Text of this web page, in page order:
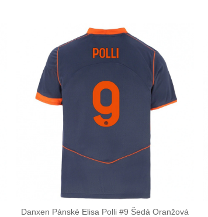
Danxen Pánské Elisa Polli #9 Šedá Oranžová